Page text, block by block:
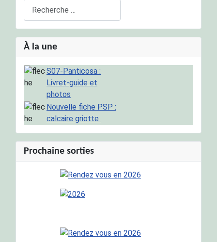
À la une
S07-Panticosa :
Livret-guide et
photos
Nouvelle fiche PSP :
calcaire griotte
Prochaine sorties